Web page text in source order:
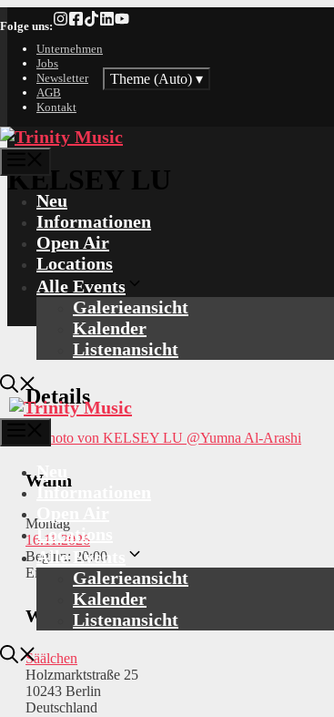
Inhalt
springen
Folge uns:
Unternehmen
Jobs
Newsletter
AGB
Kontakt
Theme (Auto) ▾
Neu
Informationen
Open Air
Locations
Alle Events
Galerieansicht
Kalender
Listenansicht
Menü
Neu
Informationen
Locations
Alle Events
Galerieansicht
Kalender
Listenansicht
KELSEY LU
Details
@Yumna Al-Arashi
Wann
Montag
16.11.2026
Beginn: 20:00
Einlass: 19:00
Wo
Säälchen
Holzmarktstraße 25
10243 Berlin
Deutschland